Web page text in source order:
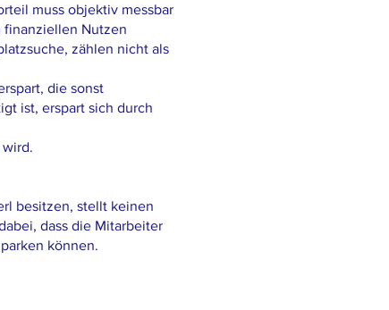
muss objektiv messbar
finanziellen Nutzen
zählen nicht als
die sonst
ist, erspart sich durch
besitzen, stellt keinen
dass die Mitarbeiter
können.